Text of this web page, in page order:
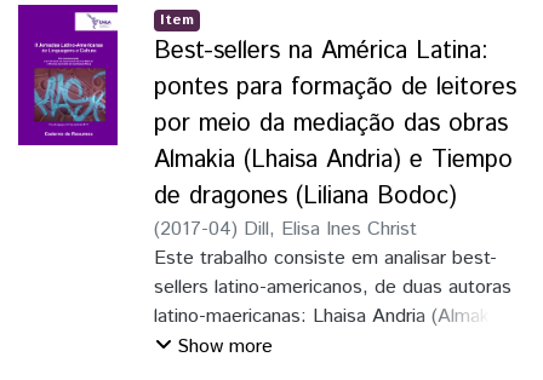
Item
Best-sellers na América Latina:
pontes para formação de leitores
por meio da mediação das obras
Almakia (Lhaisa Andria) e Tiempo
de dragones (Liliana Bodoc)
(2017-04) Dill, Elisa Ines Christ
Este trabalho consiste em analisar best-
sellers latino-americanos, de duas autoras
latino-maericanas: Lhaisa Andria (Almakia,
A Vilashi e os Dragões) e Liliana Bodoc
Show more